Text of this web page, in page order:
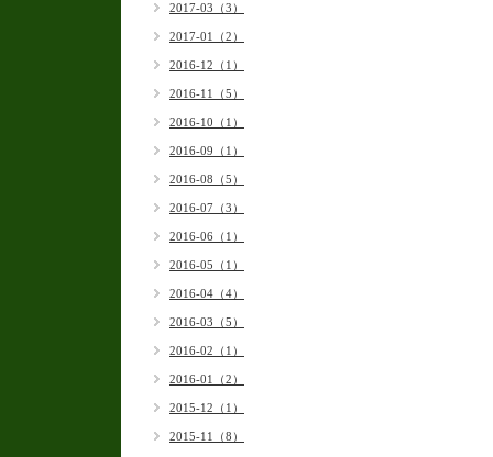
2017-03（3）
2017-01（2）
2016-12（1）
2016-11（5）
2016-10（1）
2016-09（1）
2016-08（5）
2016-07（3）
2016-06（1）
2016-05（1）
2016-04（4）
2016-03（5）
2016-02（1）
2016-01（2）
2015-12（1）
2015-11（8）